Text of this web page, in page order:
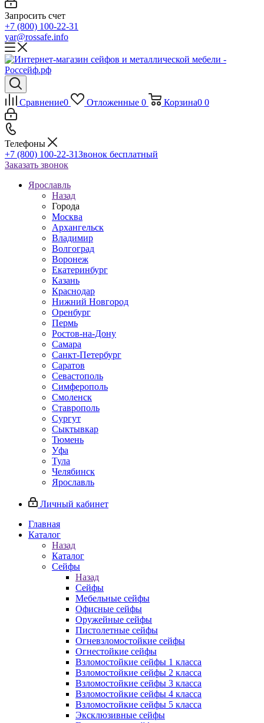
Запросить счет
+7 (800) 100-22-31
yar@rossafe.info
Сравнение0 Отложенные 0 Корзина0 0
Телефоны
+7 (800) 100-22-31Звонок бесплатный
Заказать звонок
Ярославль
Назад
Города
Москва
Архангельск
Владимир
Волгоград
Воронеж
Екатеринбург
Казань
Краснодар
Нижний Новгород
Оренбург
Пермь
Ростов-на-Дону
Самара
Санкт-Петербург
Саратов
Севастополь
Симферополь
Смоленск
Ставрополь
Сургут
Сыктывкар
Тюмень
Уфа
Тула
Челябинск
Ярославль
Личный кабинет
Главная
Каталог
Назад
Каталог
Сейфы
Назад
Сейфы
Мебельные сейфы
Офисные сейфы
Оружейные сейфы
Пистолетные сейфы
Огневзломостойкие сейфы
Огнестойкие сейфы
Взломостойкие сейфы 1 класса
Взломостойкие сейфы 2 класса
Взломостойкие сейфы 3 класса
Взломостойкие сейфы 4 класса
Взломостойкие сейфы 5 класса
Эксклюзивные сейфы